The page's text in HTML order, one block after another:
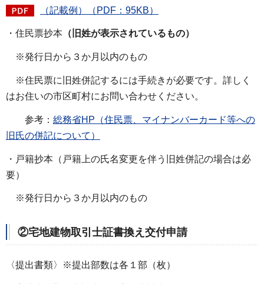
（記載例）（PDF：95KB）
・住民票抄本 （旧姓が表示されているもの）
※発行日から３か月以内のもの
※住民票に旧姓併記するには手続きが必要です。詳しく
はお住いの市区町村にお問い合わせください。
参考： 総務省HP（住民票、マイナンバーカード等への
旧氏の併記について）
・戸籍抄本（戸籍上の氏名変更を伴う旧姓併記の場合は必
要）
※発行日から３か月以内のもの
②宅地建物取引士証書換え交付申請
〈提出書類〉※提出部数は各１部（枚）